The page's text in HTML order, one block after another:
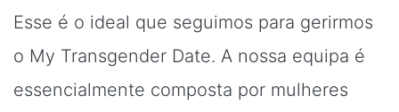
Esse é o ideal que seguimos para gerirmos
o My Transgender Date. A nossa equipa é
essencialmente composta por mulheres